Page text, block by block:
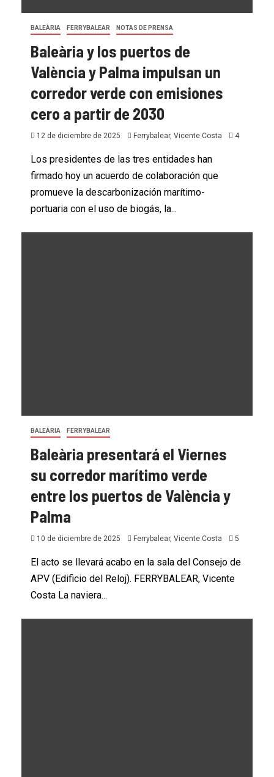
BALEÀRIA FERRYBALEAR NOTAS DE PRENSA
Baleària y los puertos de
València y Palma impulsan un
corredor verde con emisiones
cero a partir de 2030
12 de diciembre de 2025 Ferrybalear, Vicente Costa 4
Los presidentes de las tres entidades han
firmado hoy un acuerdo de colaboración que
promueve la descarbonización marítimo-
portuaria con el uso de biogás, la...
BALEÀRIA FERRYBALEAR
Baleària presentará el Viernes
su corredor marítimo verde
entre los puertos de València y
Palma
10 de diciembre de 2025 Ferrybalear, Vicente Costa 5
El acto se llevará acabo en la sala del Consejo de
APV (Edificio del Reloj). FERRYBALEAR, Vicente
Costa La naviera...